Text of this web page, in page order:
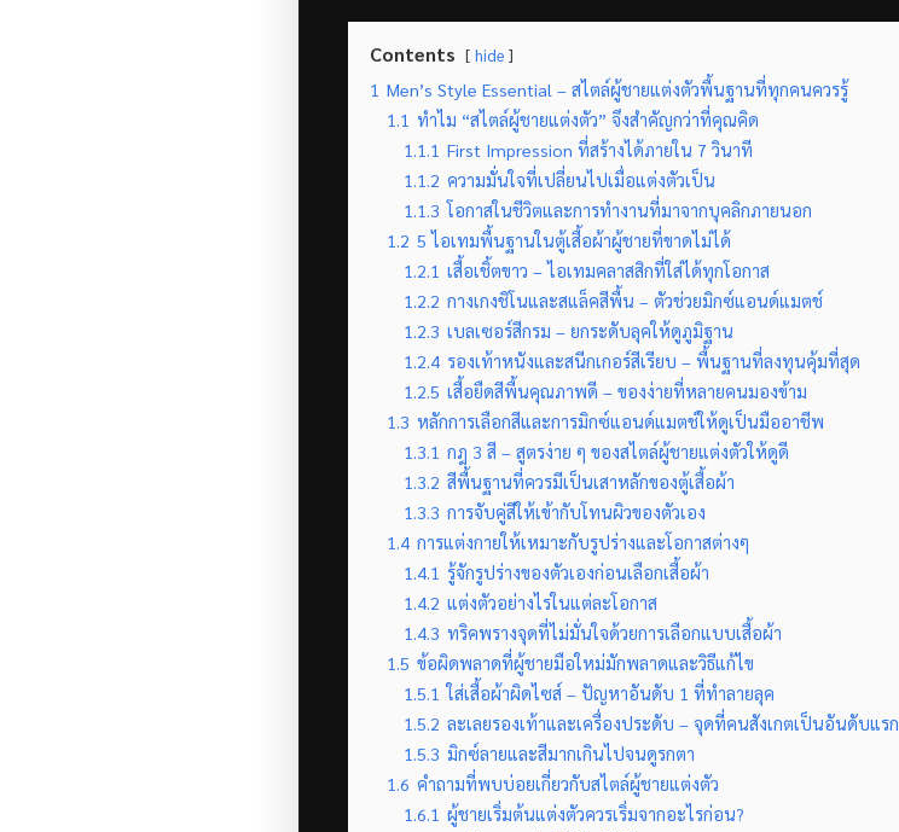
Contents hide
1 Men’s Style Essential – สไตล์ผู้ชายแต่งตัวพื้นฐานที่ทุกคนควรรู้
1.1 ทำไม “สไตล์ผู้ชายแต่งตัว” จึงสำคัญกว่าที่คุณคิด
1.1.1 First Impression ที่สร้างได้ภายใน 7 วินาที
1.1.2 ความมั่นใจที่เปลี่ยนไปเมื่อแต่งตัวเป็น
1.1.3 โอกาสในชีวิตและการทำงานที่มาจากบุคลิกภายนอก
1.2 5 ไอเทมพื้นฐานในตู้เสื้อผ้าผู้ชายที่ขาดไม่ได้
1.2.1 เสื้อเชิ้ตขาว – ไอเทมคลาสสิกที่ใส่ได้ทุกโอกาส
1.2.2 กางเกงชิโนและสแล็คสีพื้น – ตัวช่วยมิกซ์แอนด์แมตช์
1.2.3 เบลเซอร์สีกรม – ยกระดับลุคให้ดูภูมิฐาน
1.2.4 รองเท้าหนังและสนีกเกอร์สีเรียบ – พื้นฐานที่ลงทุนคุ้มที่สุด
1.2.5 เสื้อยืดสีพื้นคุณภาพดี – ของง่ายที่หลายคนมองข้าม
1.3 หลักการเลือกสีและการมิกซ์แอนด์แมตช์ให้ดูเป็นมืออาชีพ
1.3.1 กฎ 3 สี – สูตรง่าย ๆ ของสไตล์ผู้ชายแต่งตัวให้ดูดี
1.3.2 สีพื้นฐานที่ควรมีเป็นเสาหลักของตู้เสื้อผ้า
1.3.3 การจับคู่สีให้เข้ากับโทนผิวของตัวเอง
1.4 การแต่งกายให้เหมาะกับรูปร่างและโอกาสต่างๆ
1.4.1 รู้จักรูปร่างของตัวเองก่อนเลือกเสื้อผ้า
1.4.2 แต่งตัวอย่างไรในแต่ละโอกาส
1.4.3 ทริคพรางจุดที่ไม่มั่นใจด้วยการเลือกแบบเสื้อผ้า
1.5 ข้อผิดพลาดที่ผู้ชายมือใหม่มักพลาดและวิธีแก้ไข
1.5.1 ใส่เสื้อผ้าผิดไซส์ – ปัญหาอันดับ 1 ที่ทำลายลุค
1.5.2 ละเลยรองเท้าและเครื่องประดับ – จุดที่คนสังเกตเป็นอันดับแรก
1.5.3 มิกซ์ลายและสีมากเกินไปจนดูรกตา
1.6 คำถามที่พบบ่อยเกี่ยวกับสไตล์ผู้ชายแต่งตัว
1.6.1 ผู้ชายเริ่มต้นแต่งตัวควรเริ่มจากอะไรก่อน?